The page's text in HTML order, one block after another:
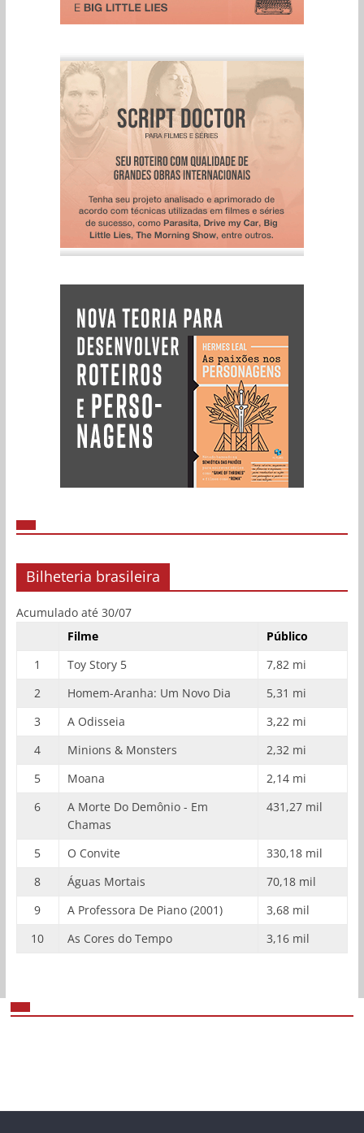
Bilheteria brasileira
Acumulado até 30/07
Filme
Público
1
Toy Story 5
7,82 mi
2
Homem-Aranha: Um Novo Dia
5,31 mi
3
A Odisseia
3,22 mi
4
Minions & Monsters
2,32 mi
5
Moana
2,14 mi
6
A Morte Do Demônio - Em
Chamas
431,27 mil
5 O Convite
330,18 mil
8
Águas Mortais
70,18 mil
9
A Professora De Piano (2001)
3,68 mil
10
As Cores do Tempo 3,16 mil